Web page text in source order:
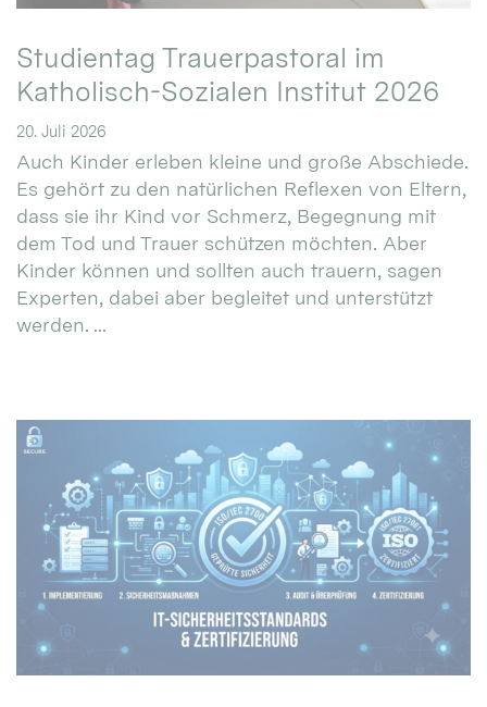
Studientag Trauerpastoral im
Katholisch-Sozialen Institut 2026
20. Juli 2026
Auch Kinder erleben kleine und große Abschiede.
Es gehört zu den natürlichen Reflexen von Eltern,
dass sie ihr Kind vor Schmerz, Begegnung mit
dem Tod und Trauer schützen möchten. Aber
Kinder können und sollten auch trauern, sagen
Experten, dabei aber begleitet und unterstützt
werden. ...